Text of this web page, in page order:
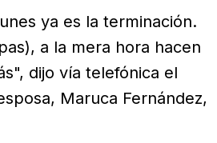
ya es la terminación.
a la mera hora hacen
dijo vía telefónica el
Maruca Fernández,